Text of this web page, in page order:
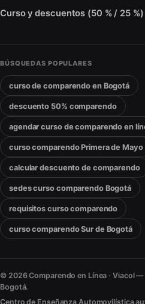
Curso y descuentos (50 % / 25 %)
BÚSQUEDAS POPULARES
curso de comparendo en Bogotá
descuento 50% comparendo
agendar curso de comparendo en
curso comparendo Primera de Mayo
calcular descuento de comparendo
sedes curso comparendo Bogotá
requisitos curso comparendo
curso comparendo Sur de Bogotá
© 2026 Comparendo en Línea · Viacol —
Bogotá.
Centro de Enseñanza Automovilística